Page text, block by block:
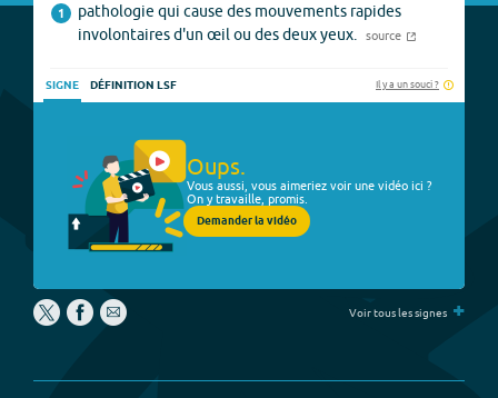
1
pathologie qui cause des mouvements rapides
involontaires d'un œil ou des deux yeux.
source
SIGNE DÉFINITION LSF Il y a un souci ?
Oups.
Vous aussi, vous aimeriez voir une vidéo ici ?
On y travaille, promis.
Demander la vidéo
Voir tous les signes +